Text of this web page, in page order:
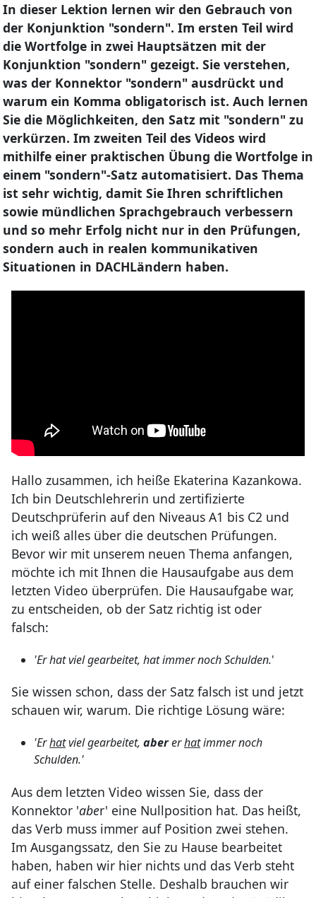
In dieser Lektion lernen wir den Gebrauch von
der Konjunktion "sondern". Im ersten Teil wird
die Wortfolge in zwei Hauptsätzen mit der
Konjunktion "sondern" gezeigt. Sie verstehen,
was der Konnektor "sondern" ausdrückt und
warum ein Komma obligatorisch ist. Auch lernen
Sie die Möglichkeiten, den Satz mit "sondern" zu
verkürzen. Im zweiten Teil des Videos wird
mithilfe einer praktischen Übung die Wortfolge in
einem "sondern"-Satz automatisiert. Das Thema
ist sehr wichtig, damit Sie Ihren schriftlichen
sowie mündlichen Sprachgebrauch verbessern
und so mehr Erfolg nicht nur in den Prüfungen,
sondern auch in realen kommunikativen
Situationen in DACHLändern haben.
Hallo zusammen, ich heiße Ekaterina Kazankowa.
Ich bin Deutschlehrerin und zertifizierte
Deutschprüferin auf den Niveaus A1 bis C2 und
ich weiß alles über die deutschen Prüfungen.
Bevor wir mit unserem neuen Thema anfangen,
möchte ich mit Ihnen die Hausaufgabe aus dem
letzten Video überprüfen. Die Hausaufgabe war,
zu entscheiden, ob der Satz richtig ist oder
falsch:
'Er hat viel gearbeitet, hat immer noch Schulden.'
Sie wissen schon, dass der Satz falsch ist und jetzt
schauen wir, warum. Die richtige Lösung wäre:
'Erhatviel gearbeitet, abererhatimmer noch
Schulden.'
Aus dem letzten Video wissen Sie, dass der
Konnektor 'aber' eine Nullposition hat. Das heißt,
das Verb muss immer auf Position zwei stehen.
Im Ausgangssatz, den Sie zu Hause bearbeitet
haben, haben wir hier nichts und das Verb steht
auf einer falschen Stelle. Deshalb brauchen wir